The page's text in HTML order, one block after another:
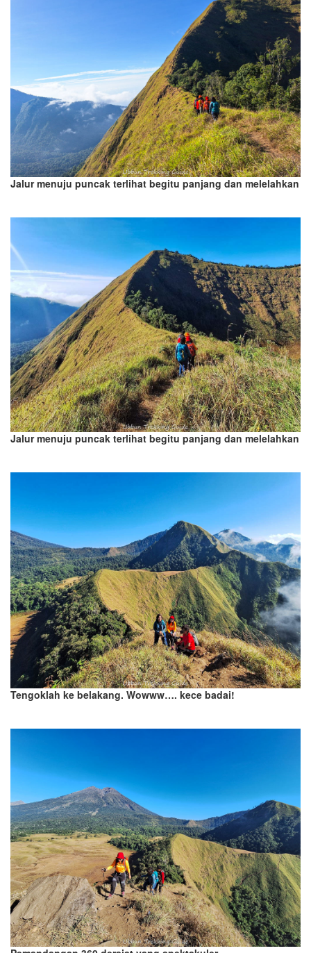
Jalur menuju puncak terlihat begitu panjang dan melelahkan
Jalur menuju puncak terlihat begitu panjang dan melelahkan
Tengoklah ke belakang. Wowww…. kece badai!